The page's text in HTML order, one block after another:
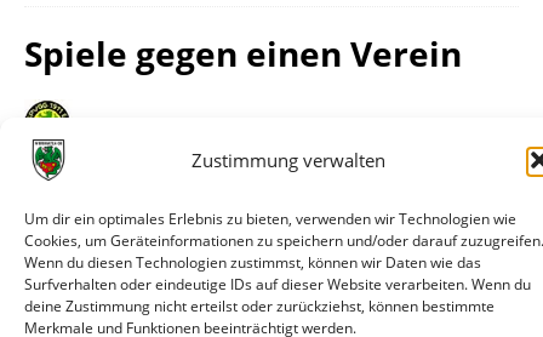
Zustimmung verwalten
Um dir ein optimales Erlebnis zu bieten, verwenden wir Technologien wie
Cookies, um Geräteinformationen zu speichern und/oder darauf zuzugreifen.
Wenn du diesen Technologien zustimmst, können wir Daten wie das
Surfverhalten oder eindeutige IDs auf dieser Website verarbeiten. Wenn du
deine Zustimmung nicht erteilst oder zurückziehst, können bestimmte
Merkmale und Funktionen beeinträchtigt werden.
Spiele gegen einen Verein
SpVgg Bendorf
Bilanz
Datum
Paarung Ergebnis Wettbewerb
Info
07.08.1965
SpVgg
Bendorf -
Wormatia
0:2 Südwestpokal